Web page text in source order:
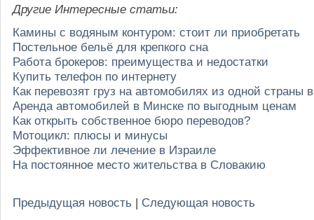
Другие Интересные статьи:
Камины с водяным контуром: стоит ли приобретать
Постельное бельё для крепкого сна
Работа брокеров: преимущества и недостатки
Купить телефон по интернету
Как перевозят груз на автомобилях из одной страны
Аренда автомобилей в Минске по выгодным ценам
Как открыть собственное бюро переводов?
Мотоцикл: плюсы и минусы
Эффективное ли лечение в Израиле
На постоянное место жительства в Словакию
Предыдущая новость | Следующая новость